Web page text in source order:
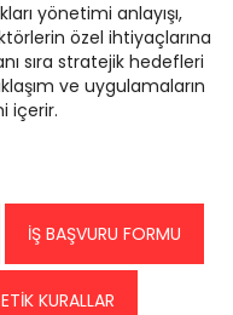
yönetimi anlayışı,
özel ihtiyaçlarına
sıra stratejik hedefleri
ve uygulamaların
içerir.
İŞ BAŞVURU FORMU
ETİK KURALLAR